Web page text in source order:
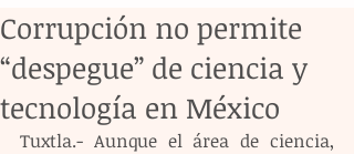
Corrupción no permite
“despegue” de ciencia y
tecnología en México
Tuxtla.- Aunque el área de ciencia,